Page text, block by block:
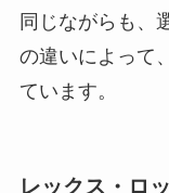
同じながらも、
の違いによって
ています。
レックス・ロ